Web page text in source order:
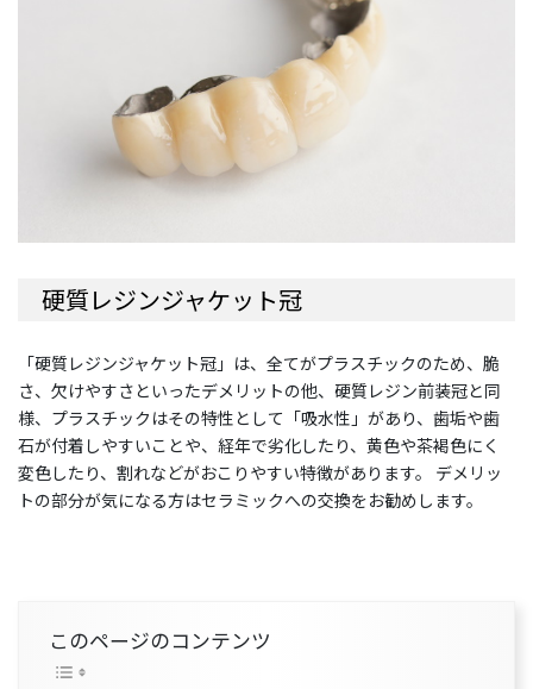
硬質レジンジャケット冠
「硬質レジンジャケット冠」は、全てがプラスチックのため、脆
さ、欠けやすさといったデメリットの他、硬質レジン前装冠と同
様、プラスチックはその特性として「吸水性」があり、歯垢や歯
石が付着しやすいことや、経年で劣化したり、黄色や茶褐色にく
変色したり、割れなどがおこりやすい特徴があります。 デメリッ
トの部分が気になる方はセラミックへの交換をお勧めします。
このページのコンテンツ